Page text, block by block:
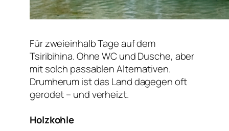
Für zweieinhalb Tage auf dem
Tsiribihina. Ohne WC und Dusche, aber
mit solch passablen Alternativen.
Drumherum ist das Land dagegen oft
gerodet – und verheizt.
Holzkohle